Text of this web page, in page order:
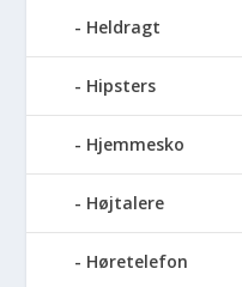
Heldragt
Hipsters
Hjemmesko
Højtalere
Høretelefon